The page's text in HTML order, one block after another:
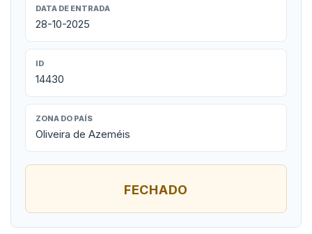
DATA DE ENTRADA
28-10-2025
ID
14430
ZONA DO PAÍS
Oliveira de Azeméis
FECHADO